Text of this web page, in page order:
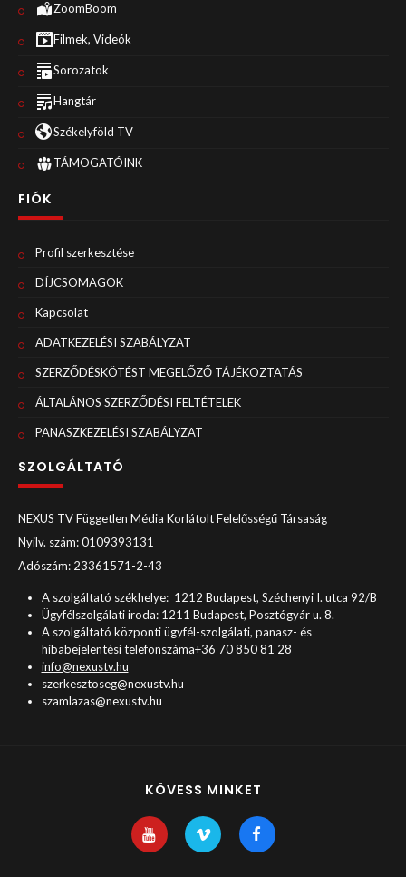
ZoomBoom
Filmek, Videók
Sorozatok
Hangtár
Székelyföld TV
TÁMOGATÓINK
FIÓK
Profil szerkesztése
DÍJCSOMAGOK
Kapcsolat
ADATKEZELÉSI SZABÁLYZAT
SZERZŐDÉSKÖTÉST MEGELŐZŐ TÁJÉKOZTATÁS
ÁLTALÁNOS SZERZŐDÉSI FELTÉTELEK
PANASZKEZELÉSI SZABÁLYZAT
SZOLGÁLTATÓ
NEXUS TV Független Média Korlátolt Felelősségű Társaság
Nyilv. szám: 0109393131
Adószám: 23361571-2-43
A szolgáltató székhelye: 1212 Budapest, Széchenyi I. utca 92/B
Ügyfélszolgálati iroda: 1211 Budapest, Posztógyár u. 8.
A szolgáltató központi ügyfél-szolgálati, panasz- és
hibabejelentési telefonszáma+36 70 850 81 28
info@nexustv.hu
szerkesztoseg@nexustv.hu
szamlazas@nexustv.hu
KÖVESS MINKET